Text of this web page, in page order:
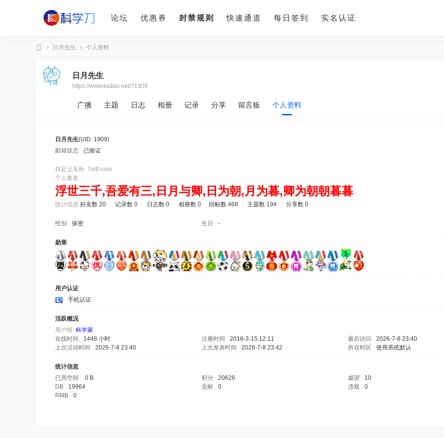
论坛 优惠券 封禁规则 快速通道 每日签到 实名认证
› 日月先生 › 个人资料
日月先生
https://www.kxdao.net/?1909
广播 主题 日志 相册 记录 分享 留言板 个人资料
日月先生(UID: 1909)
邮箱状态
已验证
自定义头衔 7vr8.com
个人签名
浮世三千,吾爱有三,日月与卿,日为朝,月为暮,卿为朝朝暮暮
统计信息 好友数 20 记录数 0 日志数 0 相册数 0 回帖数 468 主题数 194 分享数 0
性别 保密 生日 -
勋章
用户认证
手机认证
活跃概况
用户组 科学家
在线时间
1448 小时 注册时间 2018-3-15 12:11 最后访问
2026-7-8 23:40
上次活动时间
2026-7-8 23:40 上次发表时间 2026-7-8 23:42 所在时区 使用系统默认
统计信息
已用空间
0 B 积分 20626 威望
10
DB
19964 贡献 0 违规
0
RMB
0